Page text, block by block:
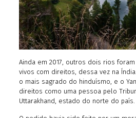
Ainda em 2017, outros dois rios
vivos com direitos, dessa vez na
o mais sagrado do hinduísmo, e o
direitos como uma pessoa pelo
Uttarakhand, estado do norte do país.